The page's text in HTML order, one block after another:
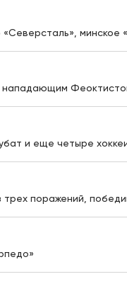
минское
нападающим
и еще четыре
поражений,